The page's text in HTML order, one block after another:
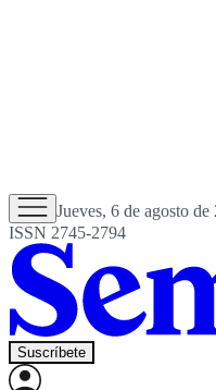
Jueves, 6 de agosto de
ISSN 2745-2794
Suscríbete